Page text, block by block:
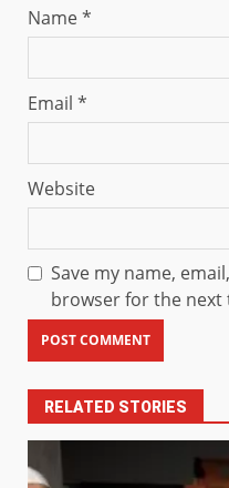
Name*
Email *
Website
Save my name,
browser for the next
RELATED STORIES